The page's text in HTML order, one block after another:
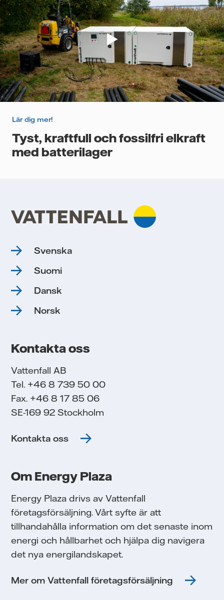
Lär dig mer!
Tyst, kraftfull och fossilfri elkraft
med batterilager
Svenska
Suomi
Dansk
Norsk
Kontakta oss
Vattenfall AB
Tel. +46 8 739 50 00
Fax. +46 8 17 85 06
SE-169 92 Stockholm
Kontakta oss
Om Energy Plaza
Energy Plaza drivs av Vattenfall
företagsförsäljning. Vårt syfte är att
tillhandahålla information om det senaste inom
energi och hållbarhet och hjälpa dig navigera
det nya energilandskapet.
Mer om Vattenfall företagsförsäljning